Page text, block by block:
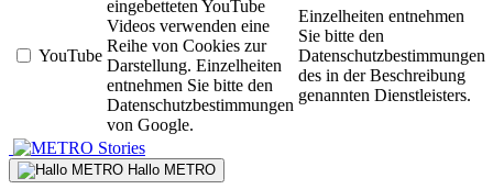
YouTube
eingebetteten YouTube
Videos verwenden eine
Reihe von Cookies zur
Darstellung. Einzelheiten
entnehmen Sie bitte den
Datenschutzbestimmungen
von Google.
Einzelheiten entnehmen
Sie bitte den
Datenschutzbestimmungen
des in der Beschreibung
genannten Dienstleisters.
Stories
Hallo METRO